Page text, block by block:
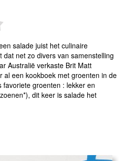
salade juist het culinaire
dat net zo divers van samenstelling
Australië verkaste Brit Matt
al een kookboek met groenten in de
favoriete groenten : lekker en
dit keer is salade het